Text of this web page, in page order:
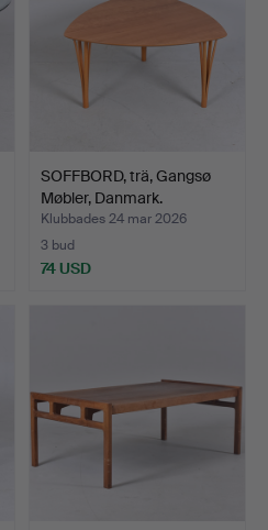
SOFFBORD, trä, Gangsø
Møbler, Danmark.
Klubbades 24 mar 2026
3 bud
74 USD